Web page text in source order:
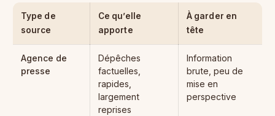
Type de
source
Ce qu’elle
apporte
À garder en
tête
Agence de
presse
Dépêches
factuelles,
rapides,
largement
reprises
Information
brute, peu de
mise en
perspective